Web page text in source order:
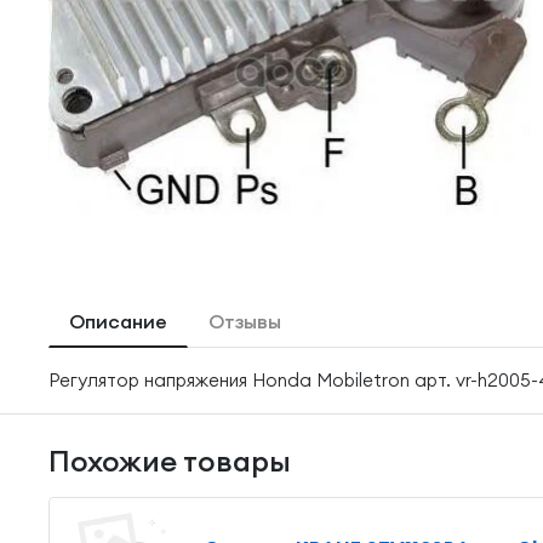
Описание Отзывы
Регулятор напряжения Honda Mobiletron арт. vr-
Похожие товары